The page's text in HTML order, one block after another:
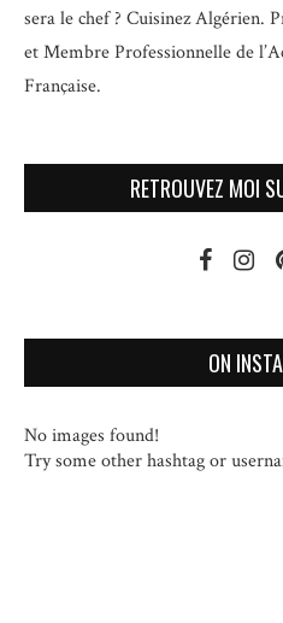
sera le chef ? Cuisinez Algérien.
etMembre Professionnelle de
Française.
RETROUVEZ MOI
ON
No images found!
Try some other hashtag or